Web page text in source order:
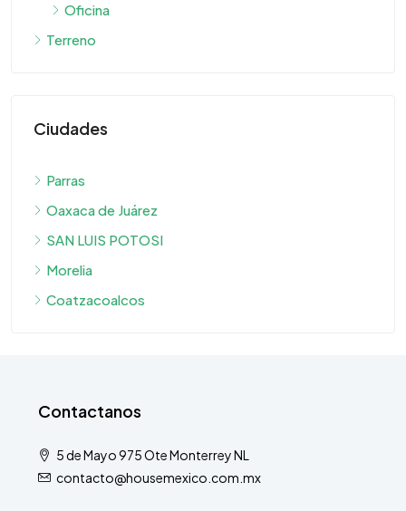
Oficina
Terreno
Ciudades
Parras
Oaxaca de Juárez
SAN LUIS POTOSI
Morelia
Coatzacoalcos
Contactanos
5 de Mayo 975 Ote Monterrey NL
contacto@housemexico.com.mx